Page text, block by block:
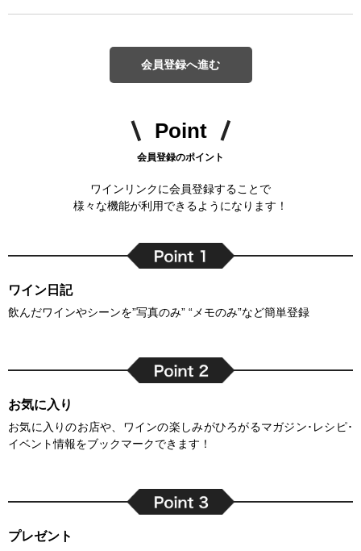
会員登録へ進む
Point
会員登録のポイント
ワインリンクに会員登録することで
様々な機能が利用できるようになります！
ワイン日記
飲んだワインやシーンを”写真のみ” “メモのみ”など簡単登録
お気に入り
お気に入りのお店や、ワインの楽しみがひろがるマガジン･レシピ･
イベント情報をブックマークできます！
プレゼント